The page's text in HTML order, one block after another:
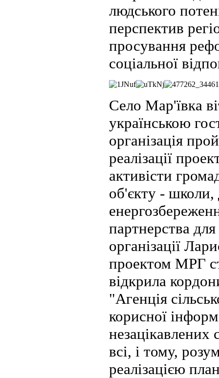
людського
перспектив
просування
соціальної
Село Мар'ївка
українською
організація
реалізації
активісти
об'єкту - школи,
партнерства
організації
проектом МРГ
відкрила
"Агенція
корисної
всі, і тому,
реалізацією